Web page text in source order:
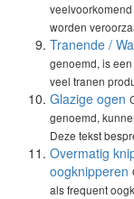
worden
Tranende /
genoemd, is
veel tranen
Glazige ogen
genoemd,
Deze tekst
Overmatig
oogknipperen
als frequent